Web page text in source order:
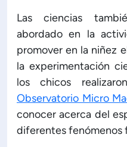
Profesional e
Calidad Académica
Políticas institucionales
Acreditaciones
Las ciencias
abordado en la
promover en la niñez
la experimentación
los chicos
Observatorio Micro
conocer acerca del
diferentes fenómenos